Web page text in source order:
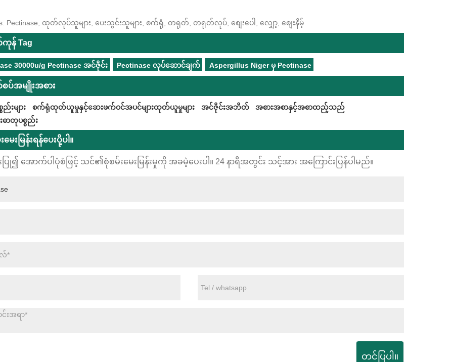
Pectinase, ထုတ်လုပ်သူများ, ပေးသွင်းသူများ, စက်ရုံ, တရုတ်, တရုတ်လုပ်, စျေးပေါ, လျှော့, စျေးနိမ့်
န် Tag
30000u/g Pectinase အင်ဇိုင်း Pectinase လုပ်ဆောင်ချက် Aspergillus Niger မှ Pectinase
ပ်အမျိုးအစား
ည်းများ စက်ရုံထုတ်ယူမှုနှင့်ဆေးဖက်ဝင်အပင်များထုတ်ယူမှုများ အင်ဇိုင်းအဘိတ်
အစားအစာနှင့်အစာထည့်သည်
ဓာတုပစ္စည်း
မေးမြန်းရန်ပေးပို့ပါ။
ပြု၍ အောက်ပါပုံစံဖြင့် သင်၏စုံစမ်းမေးမြန်းမှုကို အခမဲ့ပေးပါ။ 24 နာရီအတွင်း သင့်အား အကြောင်းပြန်ပါမည်။
တင်ပြပါ။